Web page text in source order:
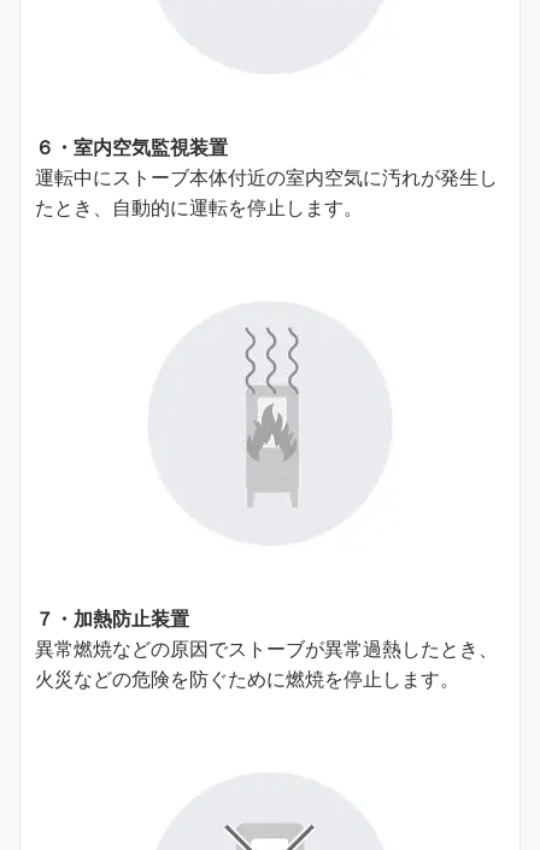
６・室内空気監視装置
運転中にストーブ本体付近の室内空気に汚れが発⽣し
たとき、⾃動的に運転を停⽌します。
７・加熱防止装置
異常燃焼などの原因でストーブが異常過熱したとき、
⽕災などの危険を防ぐために燃焼を停⽌します。